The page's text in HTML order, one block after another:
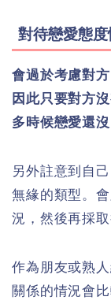
對待戀愛態
會過於考慮對
因此只要對方
多時候戀愛還
另外註意到自
無緣的類型。
況，然後再採
作為朋友或熟
關係的情況會比